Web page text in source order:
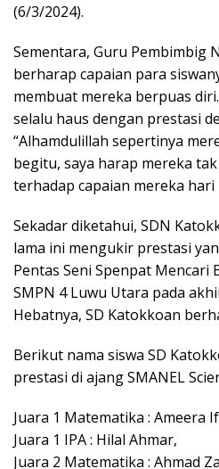
(6/3/2024).
Sementara, Guru Pembimbig
berharap capaian para
membuat mereka berpuas
selalu haus dengan prestasi
“Alhamdulillah sepertinya
begitu, saya harap mereka
terhadap capaian mereka
Sekadar diketahui, SDN
lama ini mengukir prestasi
Pentas Seni Spenpat Mencari
SMPN 4 Luwu Utara pada
Hebatnya, SD Katokkoan
Berikut nama siswa SD
prestasi di ajang SMANEL
Juara 1 Matematika : Ameera
Juara 1 IPA : Hilal Ahmar,
Juara 2 Matematika : Ahmad